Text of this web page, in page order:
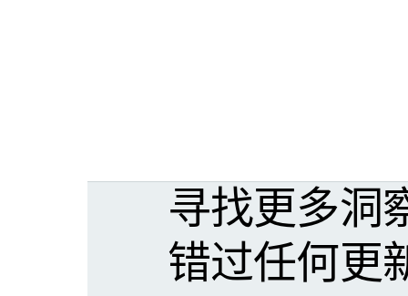
寻找更多洞
错过任何更